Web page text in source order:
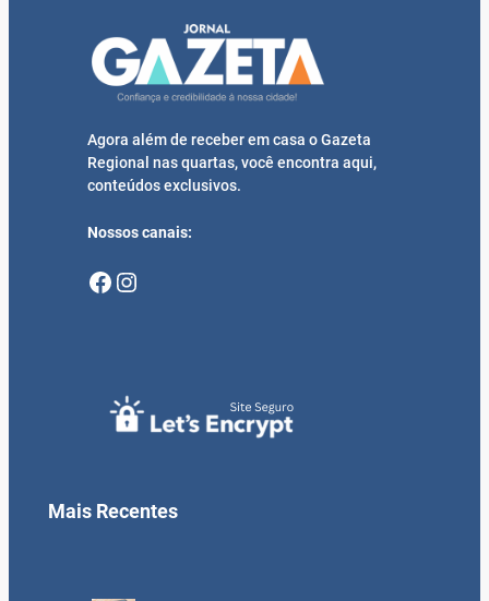
Agora além de receber em casa o Gazeta
Regional nas quartas, você encontra aqui,
conteúdos exclusivos.
Nossos canais:
Facebook Instagram
Mais Recentes